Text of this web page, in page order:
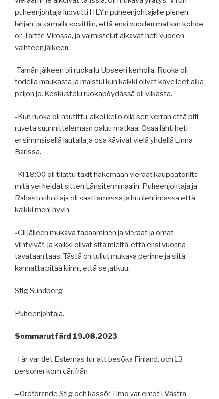
puheenjohtaja luovutti HLY:n puheenjohtajalle pienen
lahjan, ja samalla sovittiin, että ensi vuoden matkan kohde
on Tartto Virossa, ja valmistelut alkavat heti vuoden
vaihteen jälkeen.
-Tämän jälkeen oli ruokailu Upseeri kerholla. Ruoka oli
todella maukasta ja maistui kun kaikki olivat kävelleet aika
paljon jo. Keskustelu ruokapöydässä oli vilkasta.
-Kun ruoka oli nautittu, alkoi kello olla sen verran että piti
ruveta suunnittelemaan paluu matkaa. Osaa lähti heti
ensimmäisellä lautalla ja osa kävivät vielä yhdellä Linna
Barissa.
-Kl 18:00 oli tilattu taxit hakemaan vieraat kauppatorilta
mitä vei heidät sitten Länsiterminaalin. Puheenjohtaja ja
Rahastonhoitaja oli saattamassa ja huolehtimassa että
kaikki meni hyvin.
-Oli jälleen mukava tapaaminen ja vieraat ja omat
viihtyivät, ja kaikki olivat sitä mieltä, että ensi vuonna
tavataan taas. Tästä on tullut mukava perinne ja siitä
kannatta pitää kiinni, että se jatkuu.
Stig Sundberg
Puheenjohtaja.
Sommarutfärd 19.08.2023
-I år var det Esternas tur att besöka Finland, och 13
personer kom därifrån.
–Ordförande Stig och kassör Timo var emot i Västra